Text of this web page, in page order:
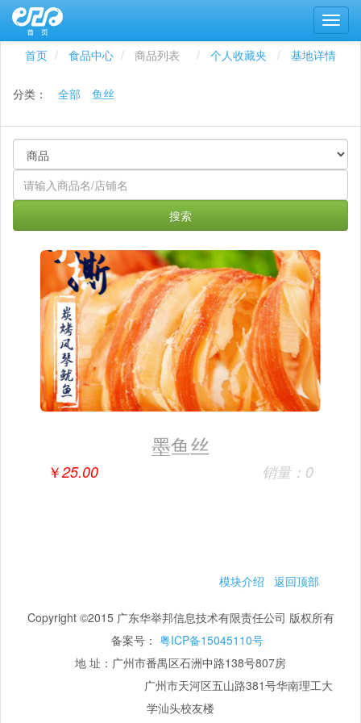
首页 食品中心 商品列表 基地详情
个人收藏夹
分类： 全部 鱼丝
搜索
墨鱼丝
￥25.00 销量：0
模块介绍 返回顶部
Copyright ©2015 广东华举邦信息技术有限责任公司 版权所有
备案号： 粤ICP备15045110号
地 址：广州市番禺区石洲中路138号807房
广州市天河区五山路381号华南理工大
学汕头校友楼